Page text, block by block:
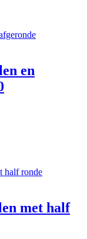
en
met half